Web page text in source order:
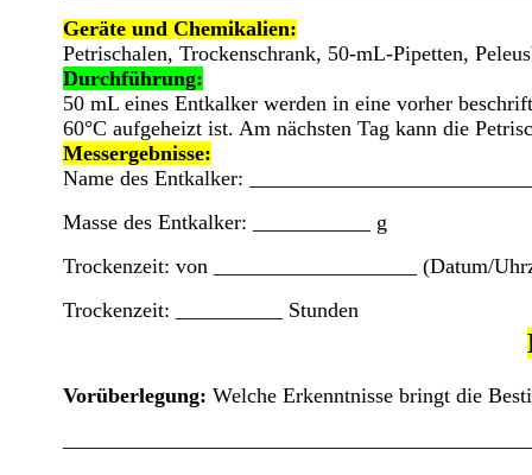
Geräte und Chemikalien:
Petrischalen, Trockenschrank, 50-mL-Pipetten,
Durchführung:
50 mL eines Entkalker werden in eine vorher
60°C aufgeheizt ist. Am nächsten Tag kann die
Messergebnisse:
Name des Entkalker:
Masse des Entkalker: ___________
Trockenzeit: von ___________________ (Datum/
Trockenzeit: __________ Stunden
Vorüberlegung: Welche Erkenntnisse bringt die